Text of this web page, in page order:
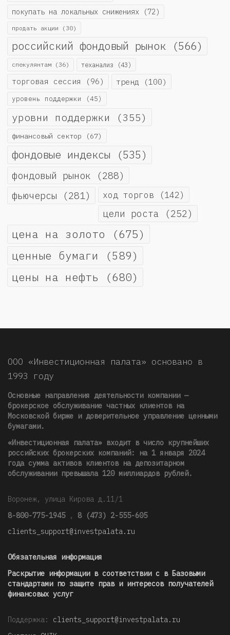
покупать на локальных снижениях (72)
продать акции (30)
российский фондовый рынок (566)
спекулянтам (36) теханализ (43)
торговая сессия (96) тренд (100)
уровень поддержки (45)
уровни поддержки (355)
финансовый сектор (67)
фондовые индексы (535)
фондовый рынок (288)
фьючерсы (281) ход торгов (142)
цели роста (252)
цена на золото (675)
ценные бумаги (589)
цены на нефть (680)
ООО «Инвестиционная палата» основано в
1993 году
Основные направления деятельности компании —
брокерское обслуживание частных клиентов на
Московской бирже и доверительное управление ценными
бумагами.
«Инвестиционная палата» входит в число крупнейших
российских брокерских компаний: на 1 января 2024
года сумма активов клиентов на депозитарном
обслуживании превышала 120 миллиардов рублей.
Воронеж, улица Кирова д.11/1
8-800-775-1945 , 8 (473) 2-555-605
clients_support@investpalata.ru
Обязательная информация
Раскрытие информации в соответствии с в Базовыми
стандартами по защите прав и интересов получателей
финансовых услуг
Поддержка: clients_support@investpalata.ru